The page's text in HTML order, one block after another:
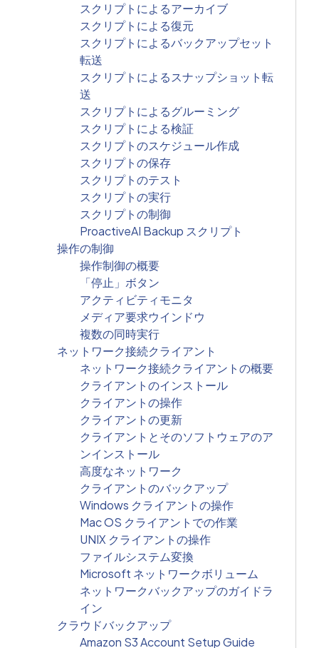
スクリプトによるアーカイブ
スクリプトによる復元
スクリプトによるバックアップセット
転送
スクリプトによるスナップショット転
送
スクリプトによるグルーミング
スクリプトによる検証
スクリプトのスケジュール作成
スクリプトの保存
スクリプトのテスト
スクリプトの実行
スクリプトの制御
ProactiveAI Backup スクリプト
操作の制御
操作制御の概要
「停止」ボタン
アクティビティモニタ
メディア要求ウインドウ
複数の同時実行
ネットワーク接続クライアント
ネットワーク接続クライアントの概要
クライアントのインストール
クライアントの操作
クライアントの更新
クライアントとそのソフトウェアのア
ンインストール
高度なネットワーク
クライアントのバックアップ
Windows クライアントの操作
Mac OS クライアントでの作業
UNIX クライアントの操作
ファイルシステム変換
Microsoft ネットワークボリューム
ネットワークバックアップのガイドラ
イン
クラウドバックアップ
Amazon S3 Account Setup Guide